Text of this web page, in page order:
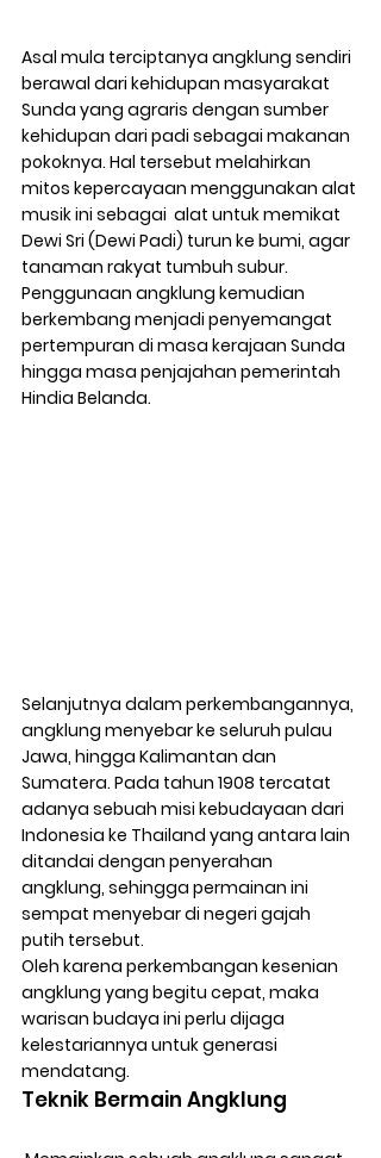
Asal mula terciptanya angklung sendiri
berawal dari kehidupan masyarakat
Sunda yang agraris dengan sumber
kehidupan dari padi sebagai makanan
pokoknya. Hal tersebut melahirkan
mitos kepercayaan menggunakan alat
musik ini sebagai  alat untuk memikat
Dewi Sri (Dewi Padi) turun ke bumi, agar
tanaman rakyat tumbuh subur.
Penggunaan angklung kemudian
berkembang menjadi penyemangat
pertempuran di masa kerajaan Sunda
hingga masa penjajahan pemerintah
Hindia Belanda.
Selanjutnya dalam perkembangannya,
angklung menyebar ke seluruh pulau
Jawa, hingga Kalimantan dan
Sumatera. Pada tahun 1908 tercatat
adanya sebuah misi kebudayaan dari
Indonesia ke Thailand yang antara lain
ditandai dengan penyerahan
angklung, sehingga permainan ini
sempat menyebar di negeri gajah
putih tersebut.
Oleh karena perkembangan kesenian
angklung yang begitu cepat, maka
warisan budaya ini perlu dijaga
kelestariannya untuk generasi
mendatang.
Teknik Bermain Angklung